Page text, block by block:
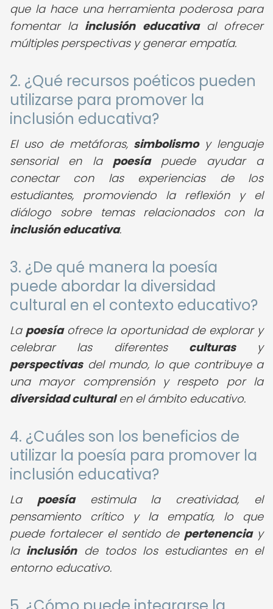
que la hace una herramienta poderosa para
fomentar la inclusión educativaal ofrecer
múltiples perspectivas y generar empatía.
2. ¿Qué recursos poéticos pueden
utilizarse para promover la
inclusión educativa?
El uso de metáforas, simbolismoy lenguaje
sensorial en la poesíapuede ayudar a
conectar con las experiencias de los
estudiantes, promoviendo la reflexión y el
diálogo sobre temas relacionados con la
inclusión educativa.
3. ¿De qué manera la poesía
puede abordar la diversidad
cultural en el contexto educativo?
La poesíaofrece la oportunidad de explorar y
celebrar las diferentes culturasy
perspectivasdel mundo, lo que contribuye a
una mayor comprensión y respeto por la
diversidad culturalen el ámbito educativo.
4. ¿Cuáles son los beneficios de
utilizar la poesía para promover la
inclusión educativa?
La poesíaestimula la creatividad, el
pensamiento crítico y la empatía, lo que
puede fortalecer el sentido de pertenenciay
la inclusiónde todos los estudiantes en el
entorno educativo.